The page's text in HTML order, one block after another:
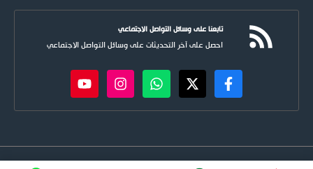
تابعنا على وسائل التواصل الاجتماعي
احصل على آخر التحديثات على وسائل التواصل الاجتماعي